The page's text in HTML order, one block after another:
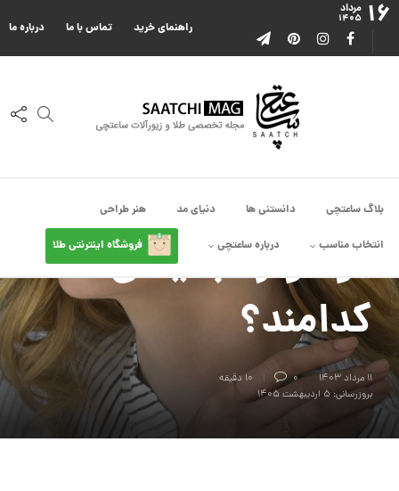
۱۶ مرداد
۱۴۰۵
درباره ما تماس با ما راهنمای خرید
بلاگ ساعتچی دانستنی ها دنیای مد هنر طراحی
انتخاب مناسب درباره ساعتچی فروشگاه اینترنتی طلا
پرکاربردترین مدل های
گوشواره بخیه‌ای
کدامند؟
۱۱ مرداد ۱۴۰۳ 0
10 دقیقه
بروزرسانی: ۵ اردیبهشت ۱۴۰۵